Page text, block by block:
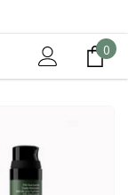
00